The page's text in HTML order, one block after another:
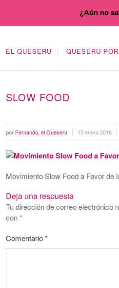
EL QUESERU QUESERU
SLOW FOOD
por Fernando, el Queseru 15 enero 2016
Movimiento Slow Food a Favor de
Deja una respuesta
Tu dirección de correo electrónico
con*
Comentario*
¿Aún no